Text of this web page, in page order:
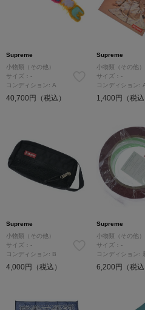
Supreme
小物類（その他）
サイズ：-
コンディション: A
40,700円（税込）
Supreme
小物類（その他）
サイズ：-
コンディション:
1,400円（税込
Supreme
小物類（その他）
サイズ：-
コンディション: B
4,000円（税込）
Supreme
小物類（その他）
サイズ：-
コンディション:
6,200円（税込